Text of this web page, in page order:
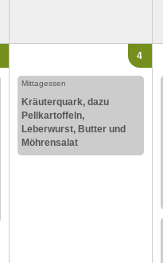
4
Mittagessen
Kräuterquark, dazu
Pellkartoffeln,
Leberwurst, Butter und
Möhrensalat